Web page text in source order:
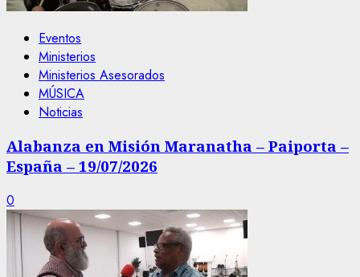
Eventos
Ministerios
Ministerios Asesorados
MÚSICA
Noticias
Alabanza en Misión Maranatha – Paiporta –
España – 19/07/2026
0